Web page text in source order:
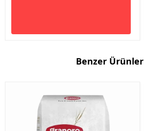
Benzer Ürünler